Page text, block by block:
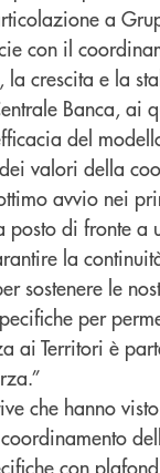
a
con il
la crescita e la
Banca, ai
del
valori della
avvio nei
posto di fronte a
la
sostenere le
per
ai Territori è
che hanno
con